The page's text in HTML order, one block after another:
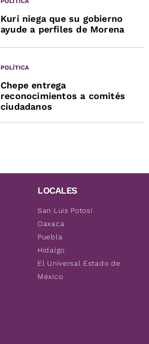
Kuri niega que su gobierno
ayude a perfiles de Morena
POLÍTICA
Chepe entrega
reconocimientos a comités
ciudadanos
LOCALES
San Luis Potosí
Oaxaca
Puebla
Hidalgo
El Universal Estado de
México